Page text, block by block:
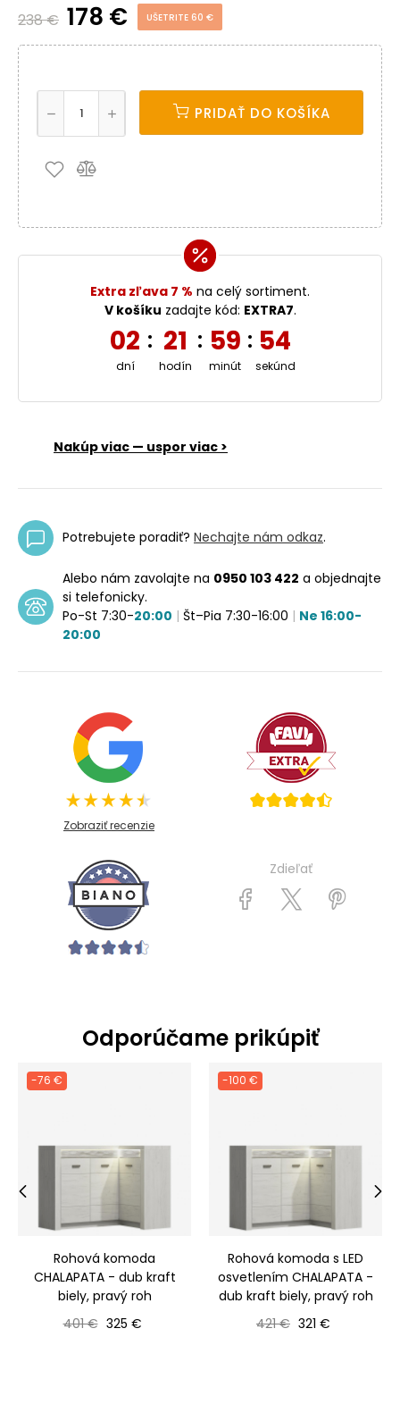
238 € 178 € UŠETRITE 60 €
PRIDAŤ DO KOŠÍKA
Extra zľava 7 % na celý sortiment.
V košíku zadajte kód: EXTRA7.
02
dní
: 21
hodín
: 59
minút
: 54
sekúnd
Nakúp viac — uspor viac >
Potrebujete poradiť? Nechajte nám odkaz.
Alebo nám zavolajte na 0950 103 422 a objednajte
si telefonicky.
Po-St 7:30-20:00 | Št–Pia 7:30-16:00 | Ne 16:00-
20:00
Zobraziť recenzie
Zdieľať
Odporúčame prikúpiť
-76 €
Rohová komoda
CHALAPATA - dub kraft
biely, pravý roh
Bežná cena
401 € Cena
325 €
-100 €
Rohová komoda s LED
osvetlením CHALAPATA -
dub kraft biely, pravý roh
Bežná cena
421 € Cena
321 €